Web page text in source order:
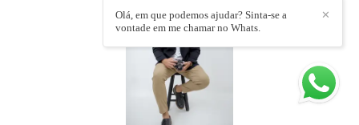
✕
Olá, em que podemos ajudar? Sinta-se a
vontade em me chamar no Whats.